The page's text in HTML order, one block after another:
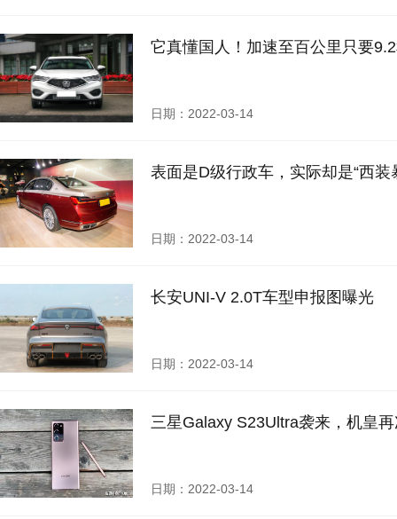
它真懂国人！加速至百公里只要
日期：2022-03-14
表面是D级行政车，实际却是“西
日期：2022-03-14
长安UNI-V 2.0T车型申报图曝光
日期：2022-03-14
三星Galaxy S23Ultra袭来，机皇
日期：2022-03-14